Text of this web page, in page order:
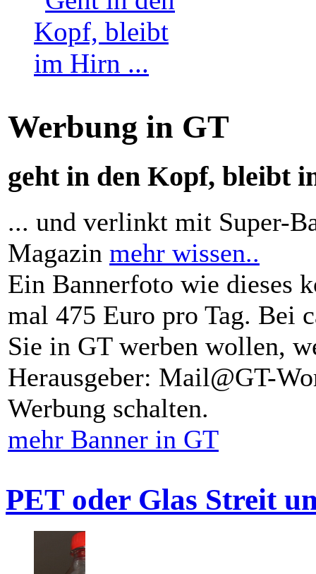
Werbung in GT
geht in den Kopf, bleibt
... und verlinkt mit Super-
Magazin mehr wissen..
Ein Bannerfoto wie dieses
mal 475 Euro pro Tag. Bei
Sie in GT werben wollen,
Herausgeber: Mail@GT-
Werbung schalten.
mehr Banner in GT
PET oder Glas Streit